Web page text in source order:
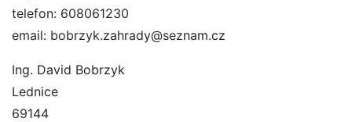
telefon: 608061230
email: bobrzyk.zahrady@seznam.cz
Ing. David Bobrzyk
Lednice
69144